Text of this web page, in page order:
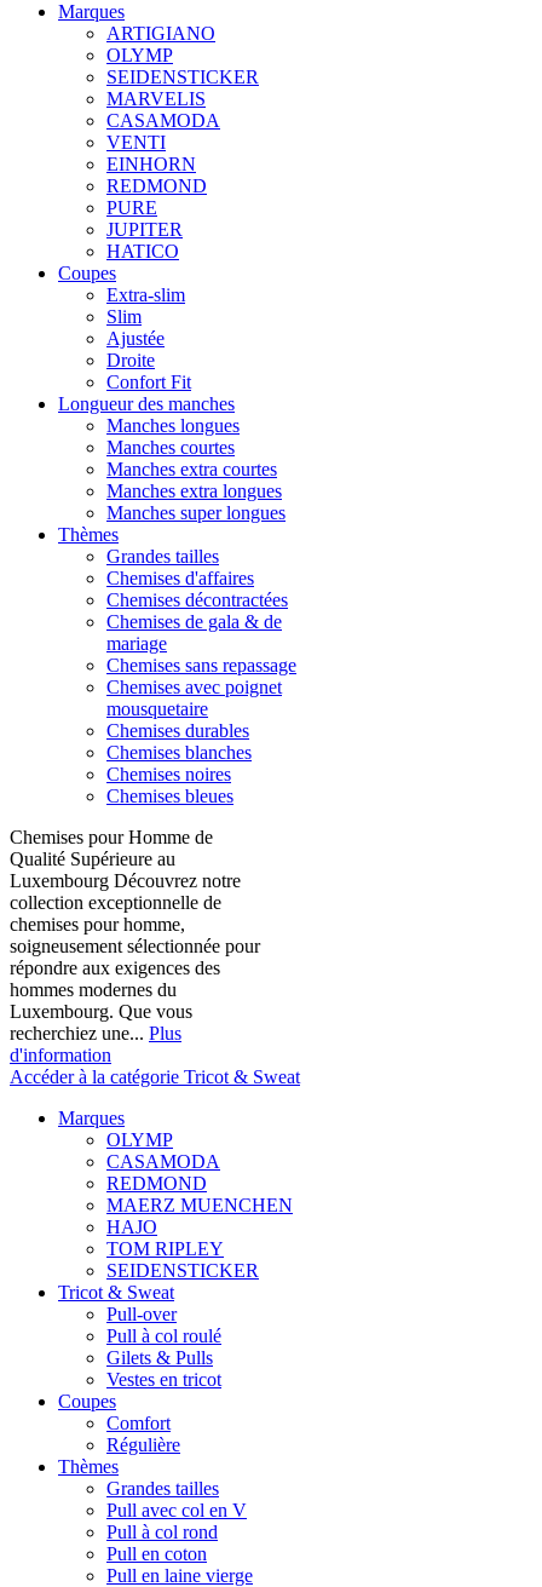
Marques
ARTIGIANO
OLYMP
SEIDENSTICKER
MARVELIS
CASAMODA
VENTI
EINHORN
REDMOND
PURE
JUPITER
HATICO
Coupes
Extra-slim
Slim
Ajustée
Droite
Confort Fit
Longueur des manches
Manches longues
Manches courtes
Manches extra courtes
Manches extra longues
Manches super longues
Thèmes
Grandes tailles
Chemises d'affaires
Chemises décontractées
Chemises de gala & de
mariage
Chemises sans repassage
Chemises avec poignet
mousquetaire
Chemises durables
Chemises blanches
Chemises noires
Chemises bleues
Chemises pour Homme de
Qualité Supérieure au
Luxembourg Découvrez notre
collection exceptionnelle de
chemises pour homme,
soigneusement sélectionnée pour
répondre aux exigences des
hommes modernes du
Luxembourg. Que vous
recherchiez une... Plus
d'information
Accéder à la catégorie Tricot & Sweat
Marques
OLYMP
CASAMODA
REDMOND
MAERZ MUENCHEN
HAJO
TOM RIPLEY
SEIDENSTICKER
Tricot & Sweat
Pull-over
Pull à col roulé
Gilets & Pulls
Vestes en tricot
Coupes
Comfort
Régulière
Thèmes
Grandes tailles
Pull avec col en V
Pull à col rond
Pull en coton
Pull en laine vierge